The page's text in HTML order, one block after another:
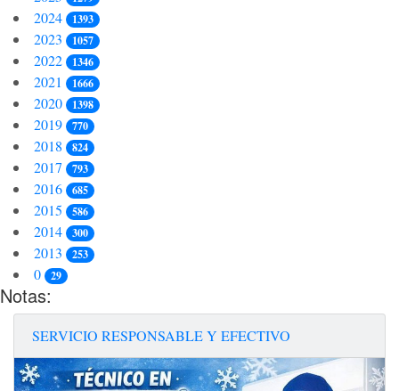
2024 1393
2023 1057
2022 1346
2021 1666
2020 1398
2019 770
2018 824
2017 793
2016 685
2015 586
2014 300
2013 253
0 29
Notas:
SERVICIO RESPONSABLE Y EFECTIVO